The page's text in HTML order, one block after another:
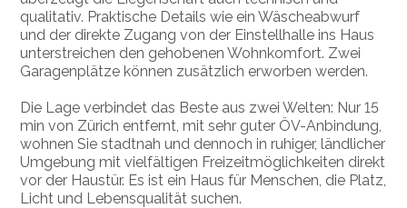
qualitativ. Praktische Details wie ein Wäscheabwurf
und der direkte Zugang von der Einstellhalle ins Haus
unterstreichen den gehobenen Wohnkomfort. Zwei
Garagenplätze können zusätzlich erworben werden.
Die Lage verbindet das Beste aus zwei Welten: Nur 15
min von Zürich entfernt, mit sehr guter ÖV-Anbindung,
wohnen Sie stadtnah und dennoch in ruhiger, ländlicher
Umgebung mit vielfältigen Freizeitmöglichkeiten direkt
vor der Haustür. Es ist ein Haus für Menschen, die Platz,
Licht und Lebensqualität suchen.